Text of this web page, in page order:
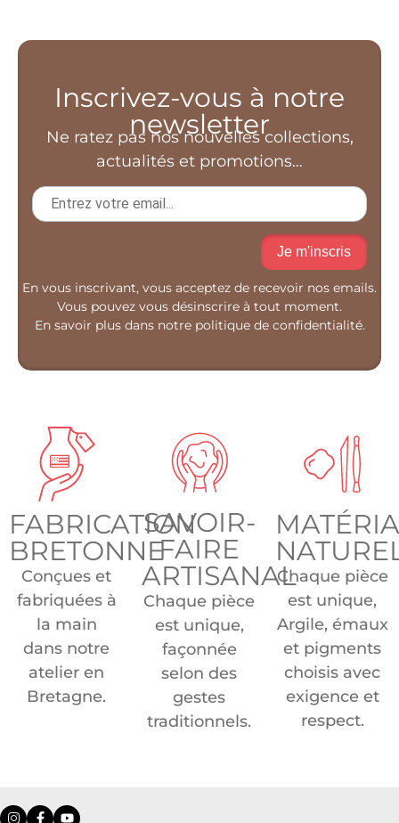
Inscrivez-vous à notre
newsletter
Ne ratez pas nos nouvelles collections,
actualités et promotions…
Je m'inscris
En vous inscrivant, vous acceptez de recevoir nos emails.
Vous pouvez vous désinscrire à tout moment.
En savoir plus dans notre politique de confidentialité.
FABRICATION
BRETONNE
Conçues et
fabriquées à
la main
dans notre
atelier en
Bretagne.
SAVOIR-
FAIRE
ARTISANAL
Chaque pièce
est unique,
façonnée
selon des
gestes
traditionnels.
Chaque pièce
est unique,
Argile, émaux
et pigments
choisis avec
exigence et
respect.